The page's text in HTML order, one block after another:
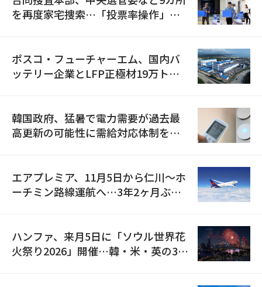
を再度家宅捜索…「投票率操作」の
ポスコ・フューチャーエム、国内バ
ッテリー企業とLFP正極材19万トン
韓国政府、猛暑で電力需要が過去最
高更新の可能性に需給対応体制を点
エアプレミア、11月5日から仁川〜ホ
ーチミン路線運航へ…3年2ヶ月ぶり
ハンファ、来月5日に「ソウル世界花
火祭り2026」開催…韓・米・英の3カ